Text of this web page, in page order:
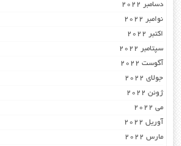
دسامبر 2022
نوامبر 2022
اکتبر 2022
سپتامبر 2022
آگوست 2022
جولای 2022
ژوئن 2022
می 2022
آوریل 2022
مارس 2022